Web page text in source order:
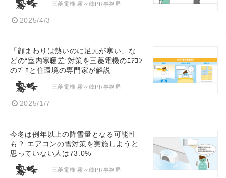
三菱電機 霧ヶ峰PR事務局
2025/4/3
「顔まわりは熱いのに足元が寒い」な
どの“室内寒暖差”対策を三菱電機のｴｱｺﾝ
のﾌﾟﾛと住環境の専門家が解説
三菱電機 霧ヶ峰PR事務局
2025/1/7
今冬は例年以上の降雪量となる可能性
も？ エアコンの雪対策を実施しようと
思っていない人は73.0%
三菱電機 霧ヶ峰PR事務局